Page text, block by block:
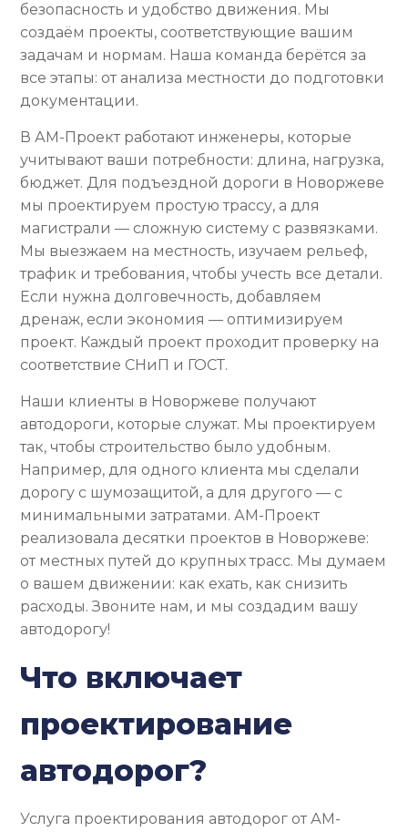
безопасность и удобство движения. Мы
создаём проекты, соответствующие вашим
задачам и нормам. Наша команда берётся за
все этапы: от анализа местности до подготовки
документации.
В АМ-Проект работают инженеры, которые
учитывают ваши потребности: длина, нагрузка,
бюджет. Для подъездной дороги в Новоржеве
мы проектируем простую трассу, а для
магистрали — сложную систему с развязками.
Мы выезжаем на местность, изучаем рельеф,
трафик и требования, чтобы учесть все детали.
Если нужна долговечность, добавляем
дренаж, если экономия — оптимизируем
проект. Каждый проект проходит проверку на
соответствие СНиП и ГОСТ.
Наши клиенты в Новоржеве получают
автодороги, которые служат. Мы проектируем
так, чтобы строительство было удобным.
Например, для одного клиента мы сделали
дорогу с шумозащитой, а для другого — с
минимальными затратами. АМ-Проект
реализовала десятки проектов в Новоржеве:
от местных путей до крупных трасс. Мы думаем
о вашем движении: как ехать, как снизить
расходы. Звоните нам, и мы создадим вашу
автодорогу!
Что включает
проектирование
автодорог?
Услуга проектирования автодорог от АМ-